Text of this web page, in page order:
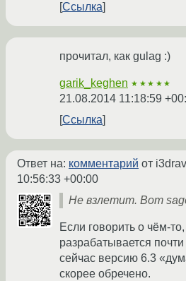
Ссылка
прочитал, как gulag :)
garik_keghen ★★★★★
21.08.2014 11:18:59
Ссылка
Ответ на: комментарий от
10:56:33 +00:00
Не взлетит. Вот
Если говорить о чём-то,
разрабатывается
сейчас версию 6.3
скорее обречено.